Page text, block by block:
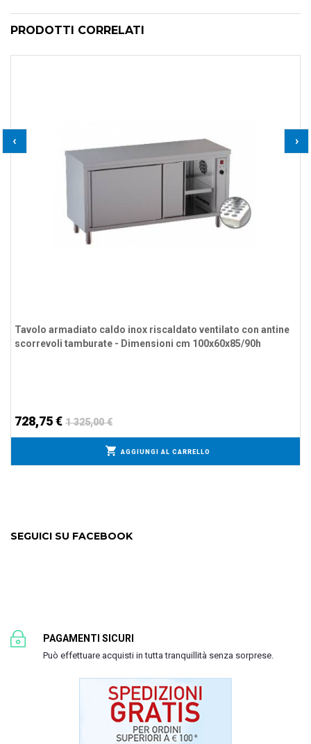
PRODOTTI CORRELATI
‹ ›
Tavolo armadiato caldo inox riscaldato ventilato con antine
scorrevoli tamburate - Dimensioni cm 100x60x85/90h
728,75 € 1 325,00 €
AGGIUNGI AL CARRELLO
SEGUICI SU FACEBOOK
PAGAMENTI SICURI
Può effettuare acquisti in tutta tranquillità senza sorprese.